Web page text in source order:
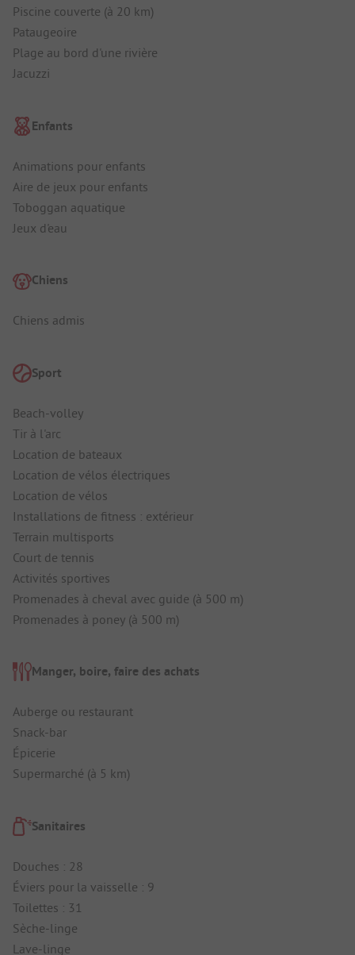
Piscine couverte (à 20 km)
Pataugeoire
Plage au bord d'une rivière
Jacuzzi
Enfants
Animations pour enfants
Aire de jeux pour enfants
Toboggan aquatique
Jeux d'eau
Chiens
Chiens admis
Sport
Beach-volley
Tir à l'arc
Location de bateaux
Location de vélos électriques
Location de vélos
Installations de fitness : extérieur
Terrain multisports
Court de tennis
Activités sportives
Promenades à cheval avec guide (à 500 m)
Promenades à poney (à 500 m)
Manger, boire, faire des achats
Auberge ou restaurant
Snack-bar
Épicerie
Supermarché (à 5 km)
Sanitaires
Douches : 28
Éviers pour la vaisselle : 9
Toilettes : 31
Sèche-linge
Lave-linge